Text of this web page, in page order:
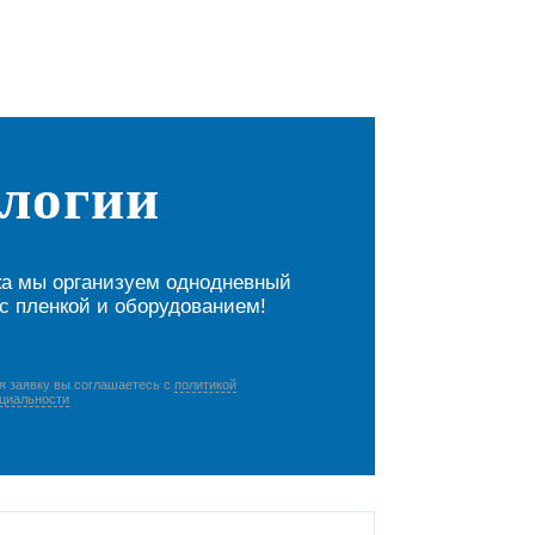
мы организуем однодневный
пленкой и оборудованием!
заявку вы соглашаетесь с политикой